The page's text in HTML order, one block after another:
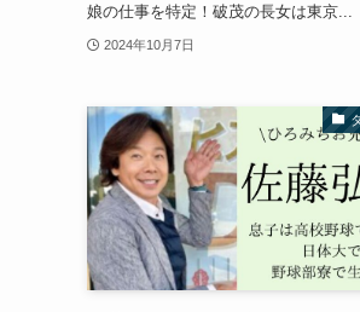
娘の仕事を特定！破茂の長女は東京...
2024年10月7日